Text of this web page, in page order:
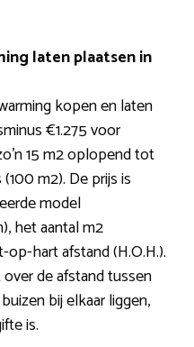
laten plaatsen in
kopen en laten
€1.275 voor
15 m2 oplopend tot
m2). De prijs is
model
het aantal m2
hart afstand (H.O.H.).
de afstand tussen
bij elkaar liggen,
is.